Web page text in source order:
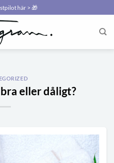
här > 🎁
eller dåligt?